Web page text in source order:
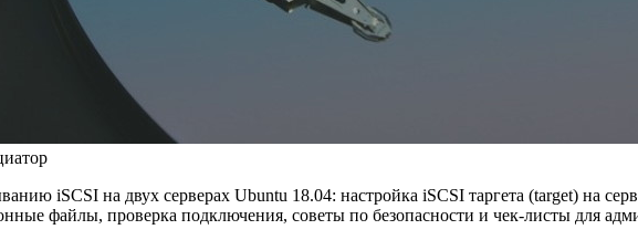
iSCSI на двух серверах Ubuntu 18.04: настройка iSCSI таргета (target) на
файлы, проверка подключения, советы по безопасности и чек-листы для